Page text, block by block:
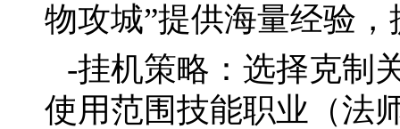
物攻城”提供海量经验
-挂机策略：选择克制
使用范围技能职业（法